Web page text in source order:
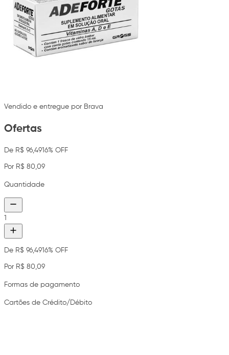
Vendido e entregue por Brava
Ofertas
De R$ 96,4916% OFF
Por R$ 80,09
Quantidade
1
De R$ 96,4916% OFF
Por R$ 80,09
Formas de pagamento
Cartões de Crédito/Débito